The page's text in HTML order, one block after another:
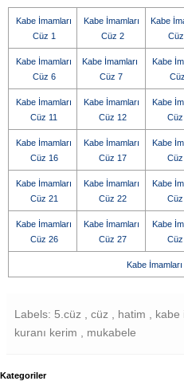
Kabe İmamları
Cüz 1
Kabe İmamları
Cüz 2
Kabe
Kabe İmamları
Cüz 6
Kabe İmamları
Cüz 7
Kabe
Kabe İmamları
Cüz 11
Kabe İmamları
Cüz 12
Kabe
Kabe İmamları
Cüz 16
Kabe İmamları
Cüz 17
Kabe
Kabe İmamları
Cüz 21
Kabe İmamları
Cüz 22
Kabe
Kabe İmamları
Cüz 26
Kabe İmamları
Cüz 27
Kabe
Kabe
Labels: 5.cüz , cüz , hatim , kabe
kuranı kerim , mukabele
Kategoriler